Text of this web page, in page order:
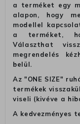
a terméket egy
alapon, hogy
modellel
a terméket,
Választhat
megrendelés
belül.
Az "ONE SIZE"
termékek
viseli (kivéve a
A kedvezményes